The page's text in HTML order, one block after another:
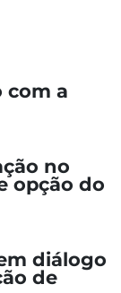
com a
no
opção do
diálogo
de